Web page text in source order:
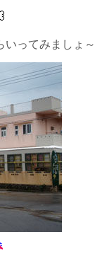
いってみましょ～